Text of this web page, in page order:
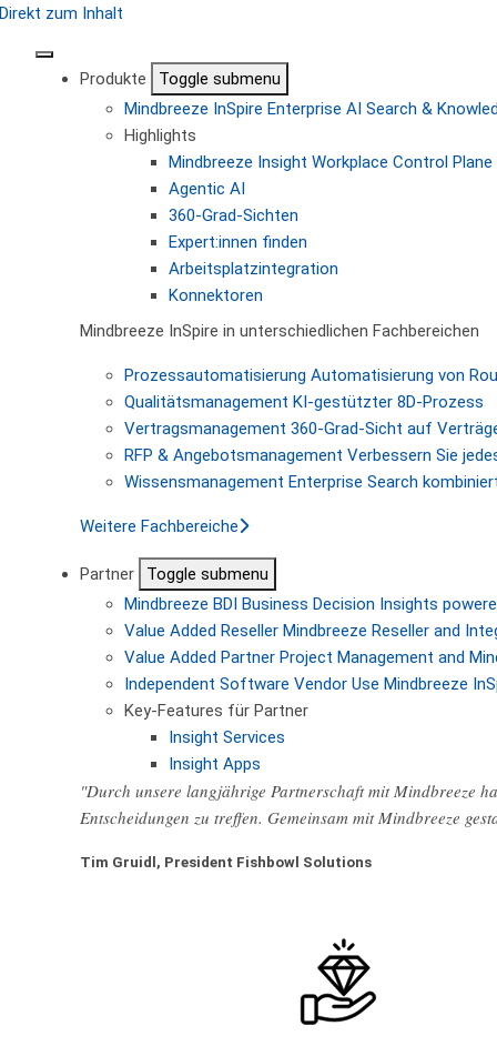
Direkt zum Inhalt
Produkte
Toggle submenu
Mindbreeze InSpire Enterprise AI Search &
Highlights
Mindbreeze Insight Workplace Control
Agentic AI
360-Grad-Sichten
Expert:innen finden
Arbeitsplatzintegration
Konnektoren
Mindbreeze InSpire in unterschiedlichen Fachbereichen
Prozessautomatisierung Automatisierung von
Qualitätsmanagement KI-gestützter 8D-Prozess
Vertragsmanagement 360-Grad-Sicht auf
RFP & Angebotsmanagement Verbessern Sie
Wissensmanagement Enterprise Search
Weitere Fachbereiche
Partner
Toggle submenu
Mindbreeze BDI Business Decision Insights
Value Added Reseller Mindbreeze Reseller and
Value Added Partner Project Management and
Independent Software Vendor Use Mindbreeze
Key-Features für Partner
Insight Services
Insight Apps
"Durch unsere langjährige Partnerschaft mit Mindbreeze
Entscheidungen zu treffen. Gemeinsam mit Mindbreeze
Tim Gruidl, President Fishbowl Solutions